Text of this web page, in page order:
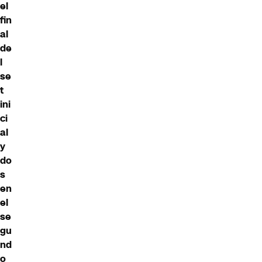
el
fin
al
de
l
se
t
ini
ci
al
y
do
s
en
el
se
gu
nd
o